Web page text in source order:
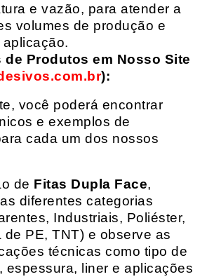
e vazão, para atender a
volumes de produção e
de Produtos em Nosso Site
):
você poderá encontrar
e exemplos de
cada um dos nossos
de Fitas Dupla Face,
diferentes categorias
Industriais, Poliéster,
de PE, TNT) e observe as
técnicas como tipo de
espessura, liner e aplicações